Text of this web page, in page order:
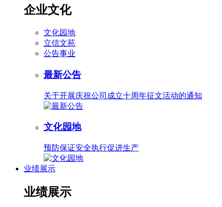
企业文化
文化园地
立信文苑
公告事业
最新公告
关于开展庆祝公司成立十周年征文活动的通知
文化园地
预防保证安全执行促进生产
业绩展示
业绩展示